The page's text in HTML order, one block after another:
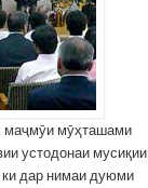
маҷмӯи мӯҳташами
устодонаи мусиқии
ки дар нимаи дуюми